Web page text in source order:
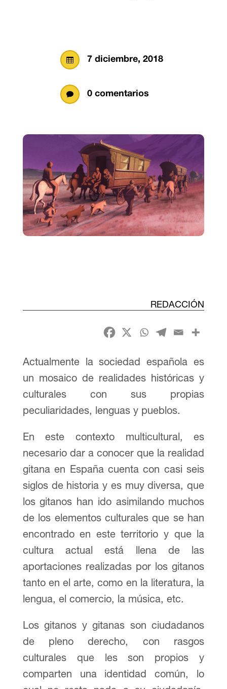
 7 diciembre, 2018
 0 comentarios
REDACCIÓN
Actualmente la sociedad española es
un mosaico de realidades históricas y
culturales con sus propias
peculiaridades, lenguas y pueblos.
En este contexto multicultural, es
necesario dar a conocer que la realidad
gitana en España cuenta con casi seis
siglos de historia y es muy diversa, que
los gitanos han ido asimilando muchos
de los elementos culturales que se han
encontrado en este territorio y que la
cultura actual está llena de las
aportaciones realizadas por los gitanos
tanto en el arte, como en la literatura, la
lengua, el comercio, la música, etc.
Los gitanos y gitanas son ciudadanos
de pleno derecho, con rasgos
culturales que les son propios y
comparten una identidad común, lo